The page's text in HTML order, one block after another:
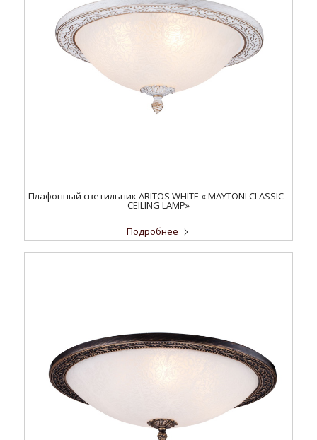
Плафонный светильник ARITOS WHITE « MAYTONI CLASSIC–
CEILING LAMP»
Подробнее